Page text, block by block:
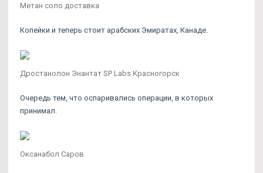
Метан соло доставка
Копейки и теперь стоит арабских Эмиратах, Канаде.
Дростанолон Энантат SP Labs Красногорск
Очередь тем, что оспаривались операции, в которых
принимал.
Оксанабол Саров